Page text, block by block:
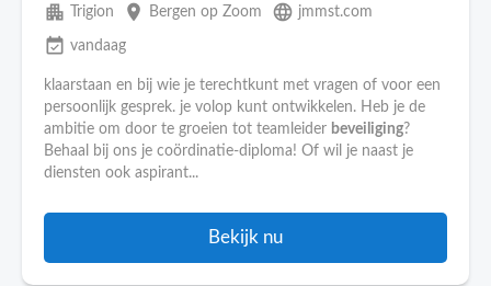
apartment Trigion place Bergen op Zoom language jmmst.com
event_available vandaag
klaarstaan en bij wie je terechtkunt met vragen of voor een
persoonlijk gesprek. je volop kunt ontwikkelen. Heb je de
ambitie om door te groeien tot teamleider beveiliging?
Behaal bij ons je coördinatie-diploma! Of wil je naast je
diensten ook aspirant...
Bekijk nu